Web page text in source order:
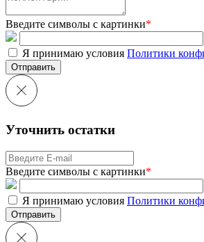
Введите символы с картинки*
Я принимаю условия Политики
Отправить
Уточнить остатки
Введите символы с картинки*
Я принимаю условия Политики
Отправить